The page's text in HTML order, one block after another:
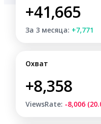
+41,665
За 3 месяца: +7,771
Охват
+8,358
ViewsRate: -8,006